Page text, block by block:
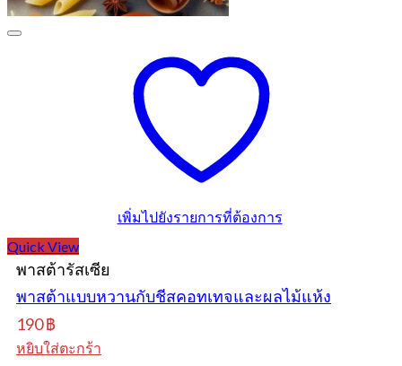
เพิ่มไปยังรายการที่ต้องการ
Quick View
พาสต้ารัสเซีย
พาสต้าแบบหวานกับชีสคอทเทจและผลไม้แห้ง
190฿
หยิบใส่ตะกร้า